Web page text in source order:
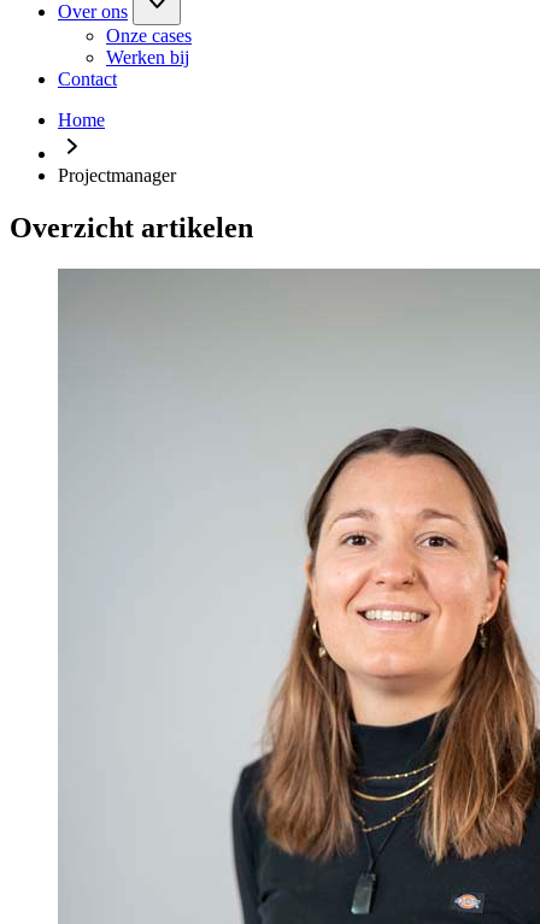
Over ons
Onze cases
Werken bij
Contact
Home
Projectmanager
Overzicht artikelen